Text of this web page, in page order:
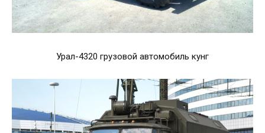
Урал-4320 грузовой автомобиль кунг